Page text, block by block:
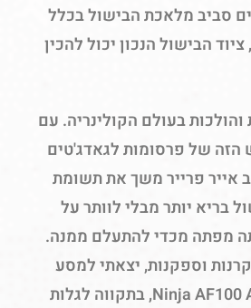
סביב מלאכת הבישול בכלל
הבישול הנכון יכול להכין
והולכות בעולם הקולינריה. עם
הזה של פרסומות לגאדג'טים
אייר פרייר משך את תשומת
בריא יותר מבלי לוותר על
מפתה מכדי להתעלם ממנה.
וספקנות, יצאתי למסע
שלי עם ה-Ninja AF100 Air Fryer, בתקווה לגלות